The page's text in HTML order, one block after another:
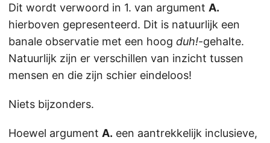
Dit wordt verwoord in 1. van argument A.
hierboven gepresenteerd. Dit is natuurlijk een
banale observatie met een hoog duh!-gehalte.
Natuurlijk zijn er verschillen van inzicht tussen
mensen en die zijn schier eindeloos!
Niets bijzonders.
Hoewel argument A. een aantrekkelijk inclusieve,